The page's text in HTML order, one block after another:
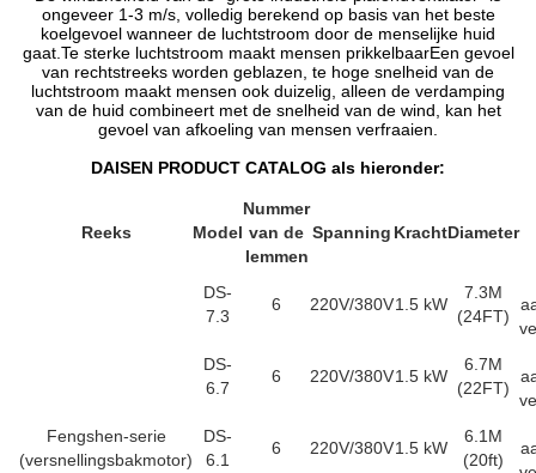
ongeveer 1-3 m/s, volledig berekend op basis van het beste
koelgevoel wanneer de luchtstroom door de menselijke huid
gaat.Te sterke luchtstroom maakt mensen prikkelbaarEen gevoel
van rechtstreeks worden geblazen, te hoge snelheid van de
luchtstroom maakt mensen ook duizelig, alleen de verdamping
van de huid combineert met de snelheid van de wind, kan het
gevoel van afkoeling van mensen verfraaien.
DAISEN PRODUCT CATALOG als hieronder:
Reeks Model
Nummer
van de
lemmen
Spanning KrachtDiameter
Fengshen-serie
(versnellingsbakmotor)
DS-
7.3
6 220V/380V1.5 kW
7.3M
(24FT)
DS-
6.7
6 220V/380V1.5 kW
6.7M
(22FT)
DS-
6.1
6 220V/380V1.5 kW
6.1M
(20ft)